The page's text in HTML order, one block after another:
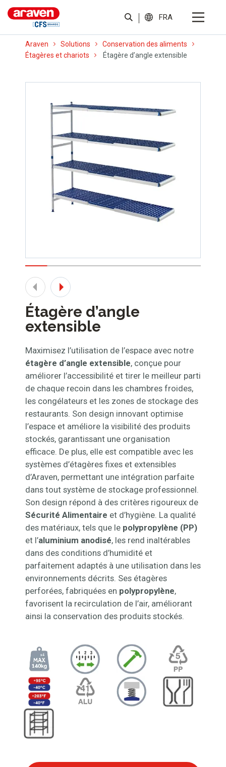
FRA
Araven Solutions
Conservation des aliments
Étagères et chariots
Étagère d’angle extensible
Étagère d’angle
extensible
Maximisez l’utilisation de l’espace avec notre
étagère d’angle extensible, conçue pour
améliorer l’accessibilité et tirer le meilleur parti
de chaque recoin dans les chambres froides,
les congélateurs et les zones de stockage des
restaurants. Son design innovant optimise
l’espace et améliore la visibilité des produits
stockés, garantissant une organisation
efficace. De plus, elle est compatible avec les
systèmes d’étagères fixes et extensibles
d’Araven, permettant une intégration parfaite
dans tout système de stockage professionnel.
Son design répond à des critères rigoureux de
Sécurité Alimentaire et d’hygiène. La qualité
des matériaux, tels que le polypropylène (PP)
et l’aluminium anodisé, les rend inaltérables
dans des conditions d’humidité et
parfaitement adaptés à une utilisation dans les
environnements décrits. Ses étagères
perforées, fabriquées en polypropylène,
favorisent la recirculation de l’air, améliorant
ainsi la conservation des produits stockés.